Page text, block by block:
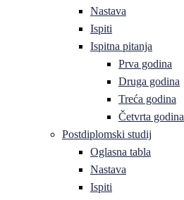
Nastava
Ispiti
Ispitna pitanja
Prva godina
Druga godina
Treća godina
Četvrta godina
Postdiplomski studij
Oglasna tabla
Nastava
Ispiti